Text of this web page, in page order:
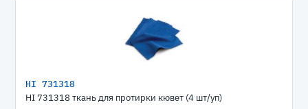
HI 731318
HI 731318 ткань для протирки кювет (4 шт/уп)